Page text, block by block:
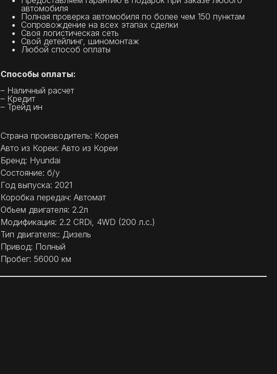
автомобиля
Полная проверка автомобиля по более чем 150 пунктам
Сопровождение на всех этапах сделки
Своя логистическая сеть
Свой детейлинг, шиномонтаж
Любой способ оплаты
Способы оплаты:
– Наличный расчет
– Кредит
– Трейд ин
Страна производитель: Корея
Авто из Кореи: Авто из Кореи
Бренд: Hyundai
Состояние: б/у
Год выпуска: 2021
Коробка передач: Автомат
Обьем двигателя: 2.2л
Модификация: 2.2 CRDi, 4WD (200 л.с.)
Тип двигателя:: Дизель
Привод: Полный
Пробег: 56000 км